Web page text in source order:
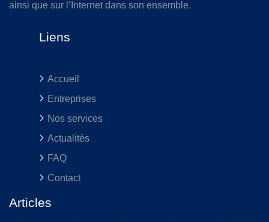
ainsi que sur l’Internet dans son ensemble.
Liens
Accueil
Entreprises
Nos services
Actualités
FAQ
Contact
Articles